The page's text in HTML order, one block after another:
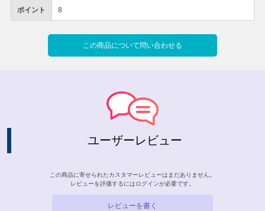
ポイント 8
この商品について問い合わせる
ユーザーレビュー
この商品に寄せられたカスタマーレビューはまだありません。
レビューを評価するには ログインが必要です。
レビューを書く